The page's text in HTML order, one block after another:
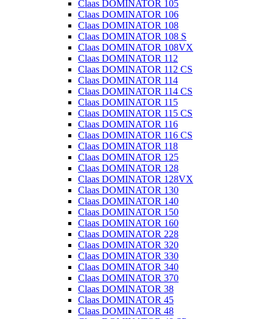
Claas DOMINATOR 105
Claas DOMINATOR 106
Claas DOMINATOR 108
Claas DOMINATOR 108 S
Claas DOMINATOR 108VX
Claas DOMINATOR 112
Claas DOMINATOR 112 CS
Claas DOMINATOR 114
Claas DOMINATOR 114 CS
Claas DOMINATOR 115
Claas DOMINATOR 115 CS
Claas DOMINATOR 116
Claas DOMINATOR 116 CS
Claas DOMINATOR 118
Claas DOMINATOR 125
Claas DOMINATOR 128
Claas DOMINATOR 128VX
Claas DOMINATOR 130
Claas DOMINATOR 140
Claas DOMINATOR 150
Claas DOMINATOR 160
Claas DOMINATOR 228
Claas DOMINATOR 320
Claas DOMINATOR 330
Claas DOMINATOR 340
Claas DOMINATOR 370
Claas DOMINATOR 38
Claas DOMINATOR 45
Claas DOMINATOR 48